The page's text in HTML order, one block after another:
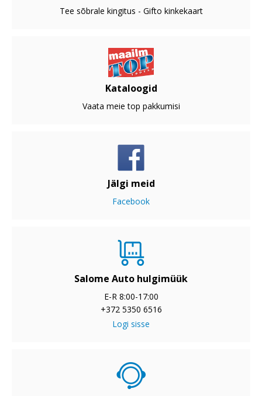
Tee sõbrale kingitus - Gifto kinkekaart
Kataloogid
Vaata meie top pakkumisi
Jälgi meid
Facebook
Salome Auto hulgimüük
E-R 8:00-17:00
+372 5350 6516
Logi sisse